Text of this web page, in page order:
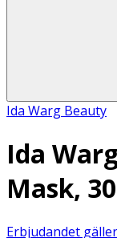
Ida Warg Beauty
Ida
Mask,
Erbjudandet